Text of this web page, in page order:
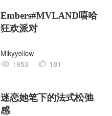
Embers#MVLAND嘻哈
狂欢派对
Mikyyellow
1953
181
迷恋她笔下的法式松弛
感